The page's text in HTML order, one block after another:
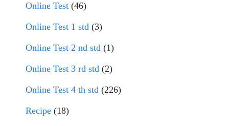
Online Test (46)
Online Test 1 std (3)
Online Test 2 nd std (1)
Online Test 3 rd std (2)
Online Test 4 th std (226)
Recipe (18)